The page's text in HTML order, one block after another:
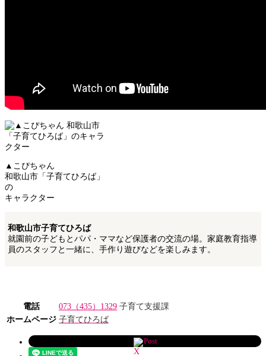
▲こぴちゃん
和歌山市「子育てひろば」
の
キャラクター
和歌山市子育てひろば
就園前の子どもとパパ・ママなど保護者の交流の場。家庭教育指導
員のスタッフと一緒に、手作り遊びなどを楽しみます。
電話 073（435）1329 子育て支援課
ホームページ 子育てひろば
Post